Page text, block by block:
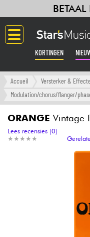
KORTINGEN
Langue
Versterker &
Toetsenbord &
Home-studio
Accueil Versterker &
Modulation/chorus/flanger/
ORANGE Vintage
★ ★ ★ ★ ★
★ ★ ★ ★ ★
Lees recensies (0)